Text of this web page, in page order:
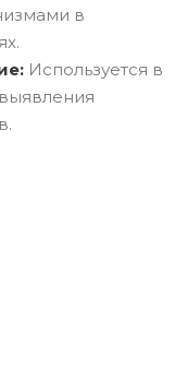
в
Используется в